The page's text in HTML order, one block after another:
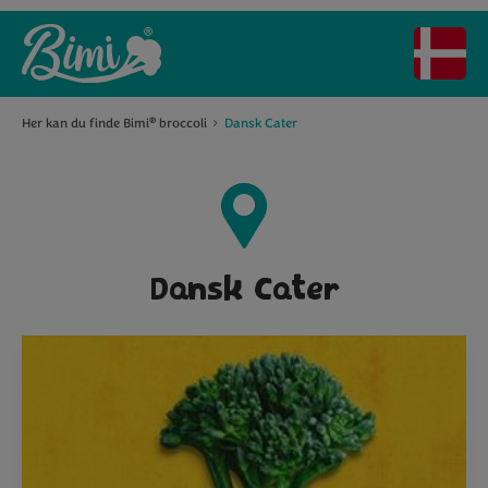
Her kan du finde Bimi® broccoli Dansk Cater
Dansk Cater